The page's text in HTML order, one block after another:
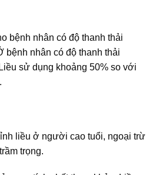
bệnh nhân có độ thanh thải
bệnh nhân có độ thanh thải
sử dụng khoảng 50% so với
liều ở người cao tuổi, ngoại trừ
trọng.